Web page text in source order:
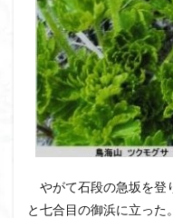
やがて石段の急坂を登
と七合目の御浜に立った
伊香保温泉
伊豆